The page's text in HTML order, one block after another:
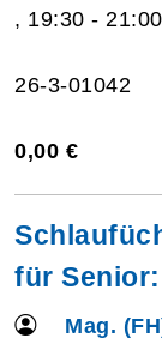
, 19:30 -
26-3-01042
0,00 €
für
Mag.